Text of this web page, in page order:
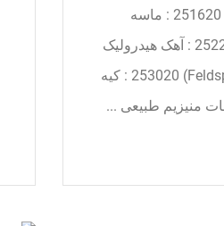
و شن و ماسه کوارتزی 251620 : ماسه
سنگ (Sandstone) 252230 : آهک هيدروليک
252910 : فلدسپار (Feldspar) 253020 : کیه
منیزیم طبیعی ...